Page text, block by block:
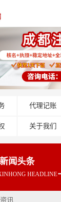
代理记账
关于我们
新闻头条
HEADLINE
讯